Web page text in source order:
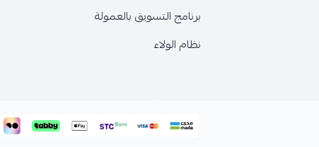
برنامج التسويق بالعمولة
نظام الولاء